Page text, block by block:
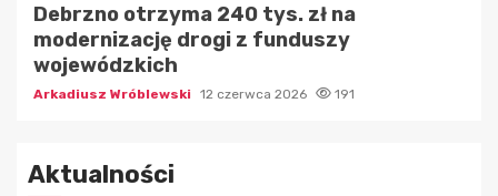
Debrzno otrzyma 240 tys. zł na
modernizację drogi z funduszy
wojewódzkich
Arkadiusz Wróblewski 12 czerwca 2026 191
Aktualności